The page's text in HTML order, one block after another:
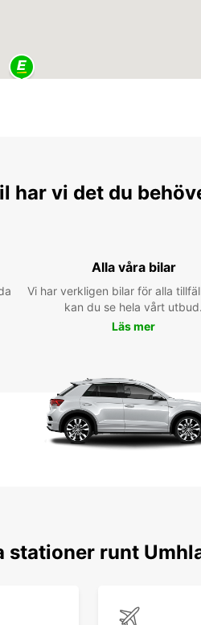
har vi det du
Alla våra bilar
Vi har verkligen bilar för alla
kan du se hela vårt utbud.
Läs mer
stationer runt